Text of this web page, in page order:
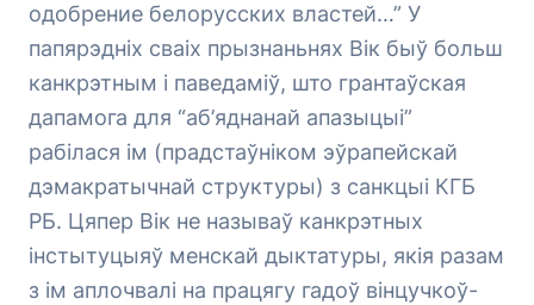
одобрение белорусских властей…” У
папярэдніх сваіх прызнаньнях Вік быў больш
канкрэтным і паведаміў, што грантаўская
дапамога для “аб’яднанай апазыцыі”
рабілася ім (прадстаўніком эўрапейскай
дэмакратычнай структуры) з санкцыі КГБ
РБ. Цяпер Вік не называў канкрэтных
інстытуцыяў менскай дыктатуры, якія разам
з ім аплочвалі на працягу гадоў вінцучкоў-